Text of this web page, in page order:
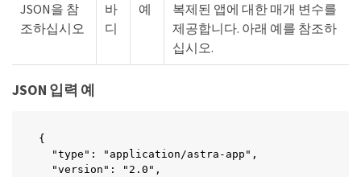
JSON을 참
조하십시오
바
디
예
복제된 앱에 대한 매개 변수를
제공합니다. 아래 예를 참조하
십시오.
JSON 입력 예
{
  "type": "application/astra-app",
  "version": "2.0",